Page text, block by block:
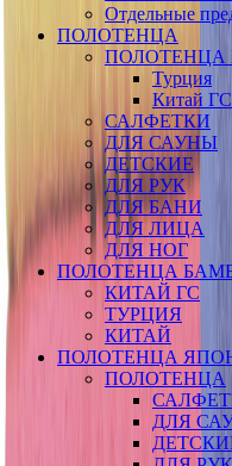
Отдельные
ПОЛОТЕНЦА
ПОЛОТЕНЦА
Турция
Китай ГС
САЛФЕТКИ
ДЛЯ САУНЫ
ДЕТСКИЕ
ДЛЯ РУК
ДЛЯ БАНИ
ДЛЯ ЛИЦА
ДЛЯ НОГ
ПОЛОТЕНЦА
КИТАЙ ГС
ТУРЦИЯ
КИТАЙ
ПОЛОТЕНЦА
ПОЛОТЕНЦА
ДЛЯ